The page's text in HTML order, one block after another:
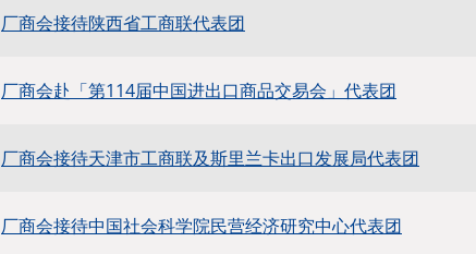
厂商会接待陕西省工商联代表团
厂商会赴「第114届中国进出口商品交易会」代表团
厂商会接待天津市工商联及斯里兰卡出口发展局代表团
厂商会接待中国社会科学院民营经济研究中心代表团